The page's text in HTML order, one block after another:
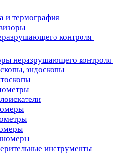
и термография
контроля
неразрушающего контроля
эндоскопы
инструменты